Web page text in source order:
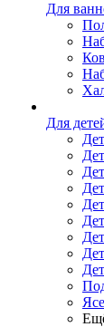
Для
Для